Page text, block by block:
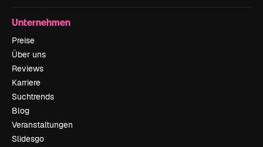
Unternehmen
Preise
Über uns
Reviews
Karriere
Suchtrends
Blog
Veranstaltungen
Slidesgo